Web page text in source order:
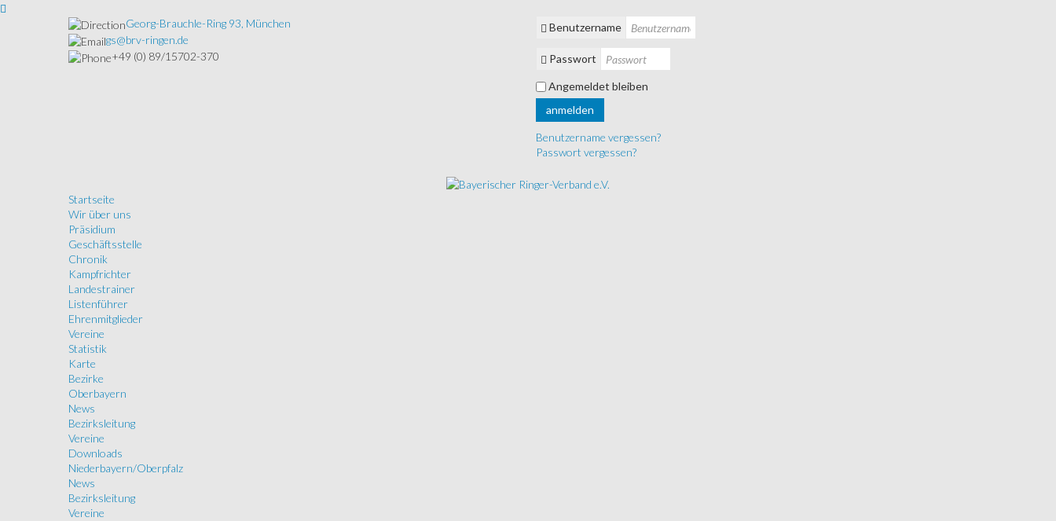
Georg-Brauchle-Ring 93, München
gs@brv-ringen.de
+49 (0) 89/15702-370
Benutzername
Passwort
Angemeldet bleiben
anmelden
Benutzername vergessen?
Passwort vergessen?
Startseite
Wir über uns
Präsidium
Geschäftsstelle
Chronik
Kampfrichter
Landestrainer
Listenführer
Ehrenmitglieder
Vereine
Statistik
Karte
Bezirke
Oberbayern
News
Bezirksleitung
Vereine
Downloads
Niederbayern/Oberpfalz
News
Bezirksleitung
Vereine